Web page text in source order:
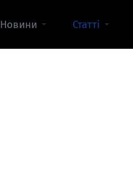
Новини Статті